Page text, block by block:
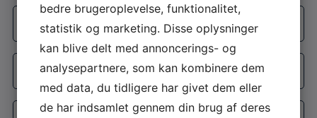
E-
Telefon
Adresse
bedre brugeroplevelse, funktionalitet,
statistik og marketing. Disse oplysninger
kan blive delt med annoncerings- og
analysepartnere, som kan kombinere dem
med data, du tidligere har givet dem eller
de har indsamlet gennem din brug af deres